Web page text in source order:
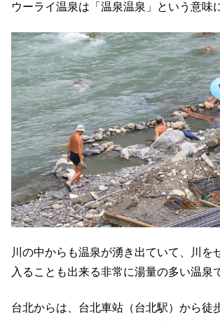
ウーライ温泉は「温泉温泉」という意味
川の中からも温泉が湧き出ていて、川を
入ることも出来る非常に湯量の多い温泉
台北からは、台北車站（台北駅）から徒